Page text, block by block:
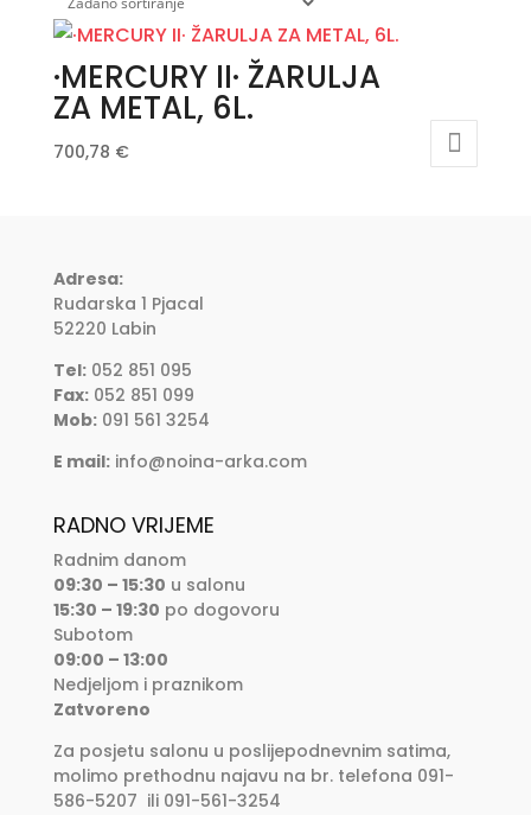
·MERCURY II· ŽARULJA
ZA METAL, 6L.
700,78 €
Adresa:
Rudarska 1 Pjacal
52220 Labin
Tel:052 851 095
Fax:052 851 099
Mob:091 561 3254
E mail: info@noina-arka.com
RADNO VRIJEME
Radnim danom
09:30 – 15:30 u salonu
15:30 – 19:30 po dogovoru
Subotom
09:00 – 13:00
Nedjeljom i praznikom
Zatvoreno
Za posjetu salonu u poslijepodnevnim satima,
molimo prethodnu najavu na br. telefona 091-
586-5207 ili 091-561-3254